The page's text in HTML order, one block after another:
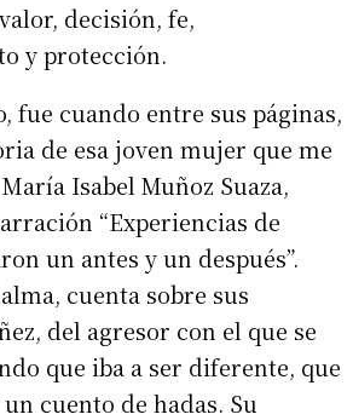
decisión, fe,
y protección.
fue cuando entre sus páginas,
de esa joven mujer que me
Isabel Muñoz Suaza,
“Experiencias de
un antes y un después”.
cuenta sobre sus
del agresor con el que se
que iba a ser diferente, que
cuento de hadas. Su